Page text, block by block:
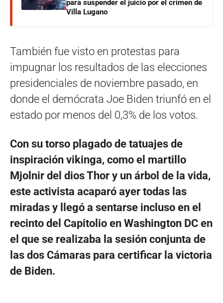
para suspender el juicio por el crimen de
Villa Lugano
También fue visto en protestas para
impugnar los resultados de las elecciones
presidenciales de noviembre pasado, en
donde el demócrata Joe Biden triunfó en el
estado por menos del 0,3% de los votos.
Con su torso plagado de tatuajes de
inspiración vikinga, como el martillo
Mjolnir del dios Thor y un árbol de la vida,
este activista acaparó ayer todas las
miradas y llegó a sentarse incluso en el
recinto del Capitolio en Washington DC en
el que se realizaba la sesión conjunta de
las dos Cámaras para certificar la victoria
de Biden.